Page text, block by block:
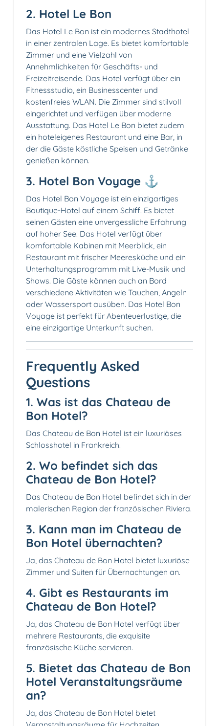
2. Hotel Le Bon
Das Hotel Le Bon ist ein modernes Stadthotel
in einer zentralen Lage. Es bietet komfortable
Zimmer und eine Vielzahl von
Annehmlichkeiten für Geschäfts- und
Freizeitreisende. Das Hotel verfügt über ein
Fitnessstudio, ein Businesscenter und
kostenfreies WLAN. Die Zimmer sind stilvoll
eingerichtet und verfügen über moderne
Ausstattung. Das Hotel Le Bon bietet zudem
ein hoteleigenes Restaurant und eine Bar, in
der die Gäste köstliche Speisen und Getränke
genießen können.
3. Hotel Bon Voyage ⚓️
Das Hotel Bon Voyage ist ein einzigartiges
Boutique-Hotel auf einem Schiff. Es bietet
seinen Gästen eine unvergessliche Erfahrung
auf hoher See. Das Hotel verfügt über
komfortable Kabinen mit Meerblick, ein
Restaurant mit frischer Meeresküche und ein
Unterhaltungsprogramm mit Live-Musik und
Shows. Die Gäste können auch an Bord
verschiedene Aktivitäten wie Tauchen, Angeln
oder Wassersport ausüben. Das Hotel Bon
Voyage ist perfekt für Abenteuerlustige, die
eine einzigartige Unterkunft suchen.
Frequently Asked
Questions
1. Was ist das Chateau de
Bon Hotel?
Das Chateau de Bon Hotel ist ein luxuriöses
Schlosshotel in Frankreich.
2. Wo befindet sich das
Chateau de Bon Hotel?
Das Chateau de Bon Hotel befindet sich in der
malerischen Region der französischen Riviera.
3. Kann man im Chateau de
Bon Hotel übernachten?
Ja, das Chateau de Bon Hotel bietet luxuriöse
Zimmer und Suiten für Übernachtungen an.
4. Gibt es Restaurants im
Chateau de Bon Hotel?
Ja, das Chateau de Bon Hotel verfügt über
mehrere Restaurants, die exquisite
französische Küche servieren.
5. Bietet das Chateau de Bon
Hotel Veranstaltungsräume
an?
Ja, das Chateau de Bon Hotel bietet